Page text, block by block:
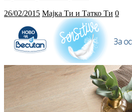
26/02/2015 Мајка Ти и Татко Ти 0